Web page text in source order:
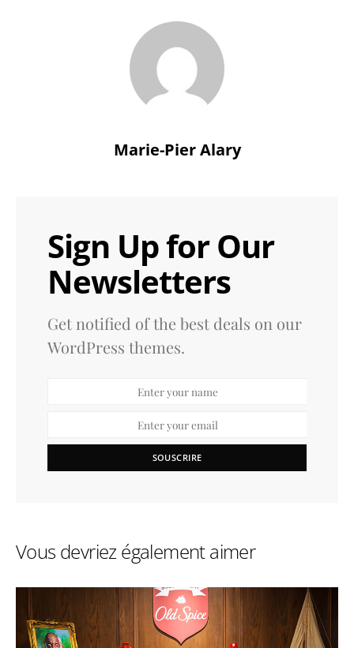
Marie-Pier Alary
Sign Up for Our
Newsletters
Get notified of the best deals on our
WordPress themes.
SOUSCRIRE
Vous devriez également aimer